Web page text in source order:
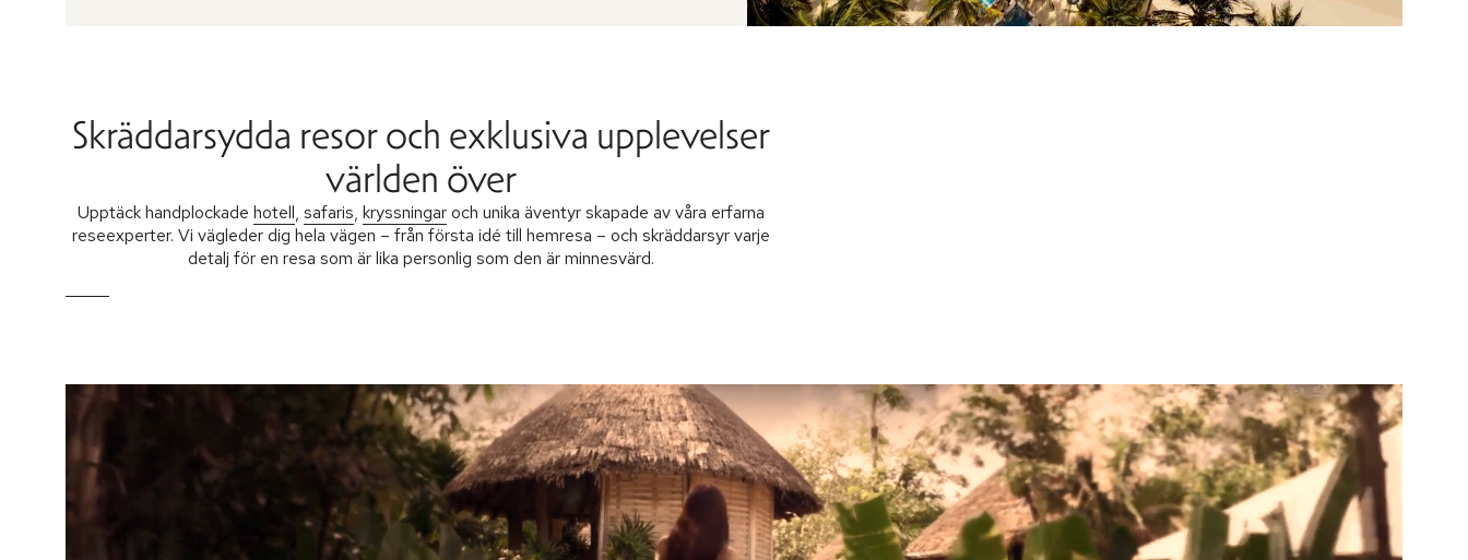
Skräddarsydda resor och exklusiva upplevelser
världen över
Upptäck handplockade hotell, safaris, kryssningaroch unika äventyr skapade av våra erfarna
reseexperter. Vi vägleder dig hela vägen – från första idé till hemresa – och skräddarsyr varje
detalj för en resa som är lika personlig som den är minnesvärd.